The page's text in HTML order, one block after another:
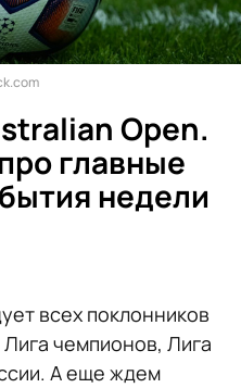
Open.
главные
недели
всех поклонников
чемпионов, Лига
А еще ждем